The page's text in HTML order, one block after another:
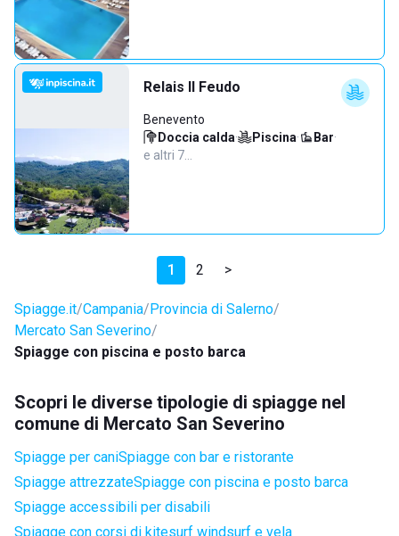
Relais Il Feudo
Benevento
Doccia calda· Piscina· Bar·
e altri 7…
1 2 >
Spiagge.it Campania Provincia di Salerno
Mercato San Severino
Spiagge con piscina e posto barca
Scopri le diverse tipologie di spiagge nel
comune di Mercato San Severino
Spiagge per caniSpiagge con bar e ristorante
Spiagge attrezzateSpiagge con piscina e posto barca
Spiagge accessibili per disabili
Spiagge con corsi di kitesurf windsurf e vela